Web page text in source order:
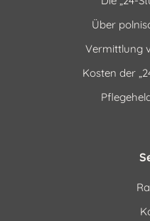
Über
Vermittlung
Kosten der